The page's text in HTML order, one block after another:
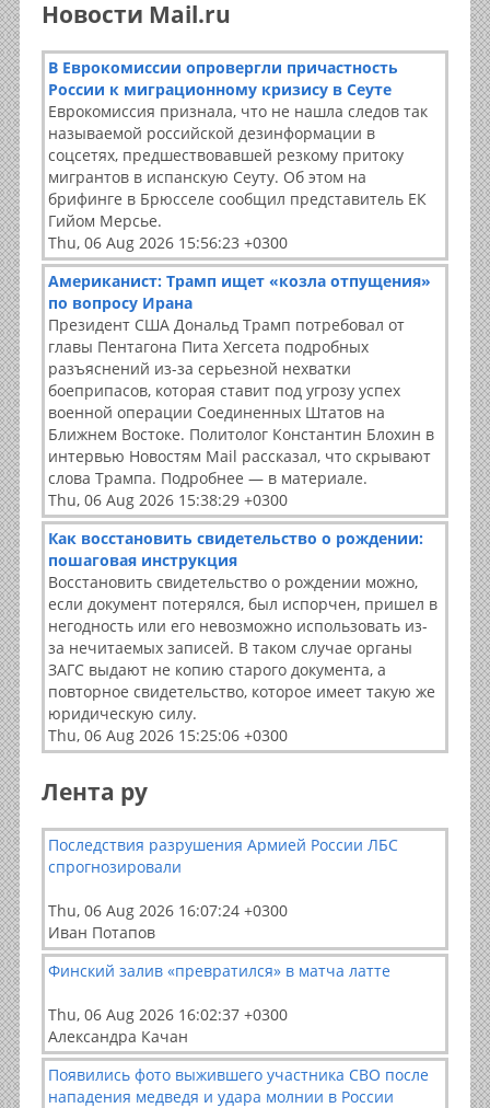
Новости Mail.ru
В Еврокомиссии опровергли причастность
России к миграционному кризису в Сеуте
Еврокомиссия признала, что не нашла следов так
называемой российской дезинформации в
соцсетях, предшествовавшей резкому притоку
мигрантов в испанскую Сеуту. Об этом на
брифинге в Брюсселе сообщил представитель ЕК
Гийом Мерсье.
Thu, 06 Aug 2026 15:56:23 +0300
Американист: Трамп ищет «козла отпущения»
по вопросу Ирана
Президент США Дональд Трамп потребовал от
главы Пентагона Пита Хегсета подробных
разъяснений из-за серьезной нехватки
боеприпасов, которая ставит под угрозу успех
военной операции Соединенных Штатов на
Ближнем Востоке. Политолог Константин Блохин в
интервью Новостям Mail рассказал, что скрывают
слова Трампа. Подробнее — в материале.
Thu, 06 Aug 2026 15:38:29 +0300
Как восстановить свидетельство о рождении:
пошаговая инструкция
Восстановить свидетельство о рождении можно,
если документ потерялся, был испорчен, пришел в
негодность или его невозможно использовать из-
за нечитаемых записей. В таком случае органы
ЗАГС выдают не копию старого документа, а
повторное свидетельство, которое имеет такую же
юридическую силу.
Thu, 06 Aug 2026 15:25:06 +0300
Лента ру
Последствия разрушения Армией России ЛБС
спрогнозировали
Thu, 06 Aug 2026 16:07:24 +0300
Иван Потапов
Финский залив «превратился» в матча латте
Thu, 06 Aug 2026 16:02:37 +0300
Александра Качан
Появились фото выжившего участника СВО после
нападения медведя и удара молнии в России